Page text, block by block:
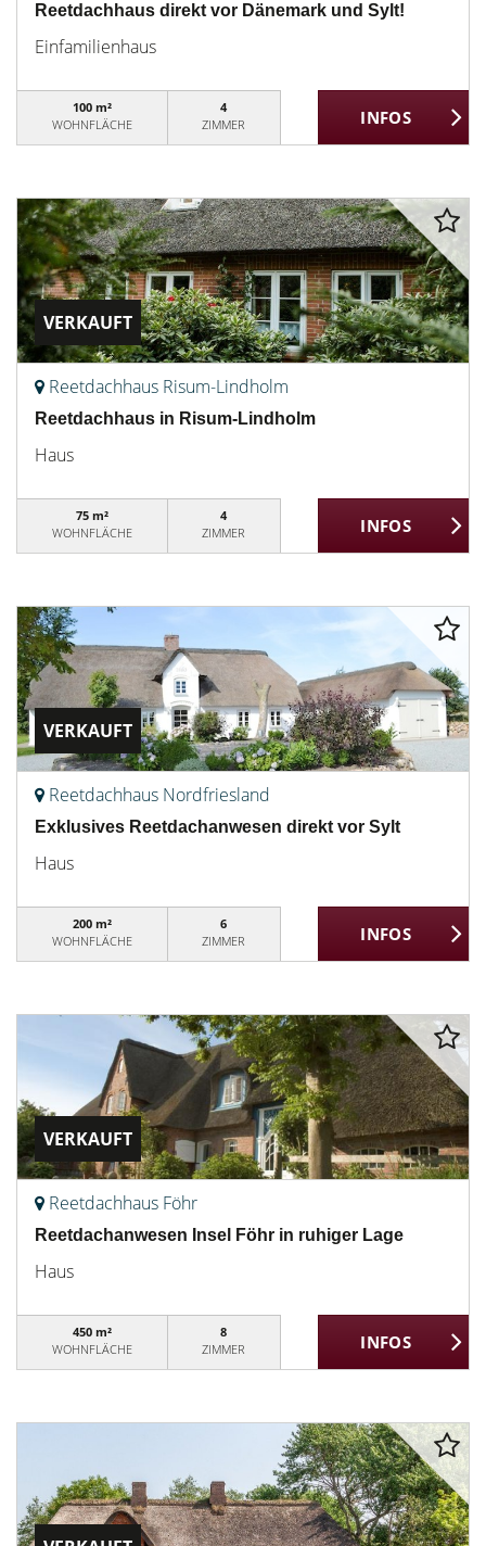
Reetdachhaus direkt vor Dänemark und Sylt!
Einfamilienhaus
100 m²
WOHNFLÄCHE
4
ZIMMER
VERKAUFT
Reetdachhaus Risum-Lindholm
Reetdachhaus in Risum-Lindholm
Haus
75 m²
WOHNFLÄCHE
4
ZIMMER
VERKAUFT
Reetdachhaus Nordfriesland
Exklusives Reetdachanwesen direkt vor Sylt
Haus
200 m²
WOHNFLÄCHE
6
ZIMMER
VERKAUFT
Reetdachhaus Föhr
Reetdachanwesen Insel Föhr in ruhiger Lage
Haus
450 m²
WOHNFLÄCHE
8
ZIMMER